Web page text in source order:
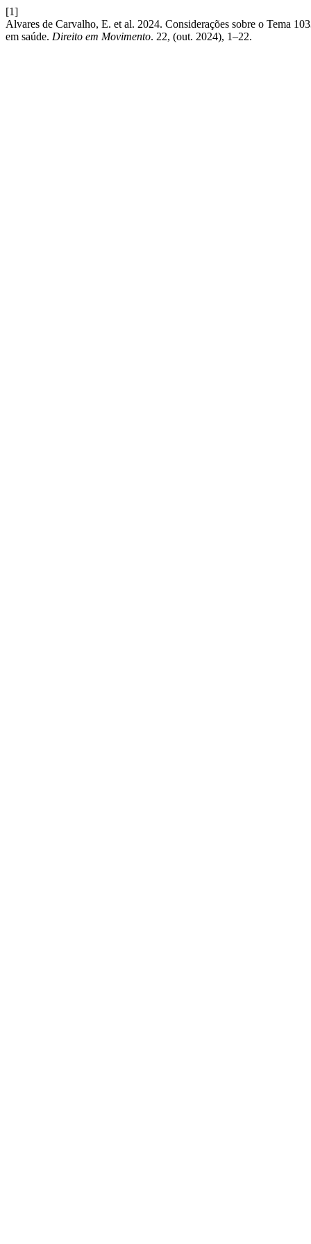
[1]
Alvares de Carvalho, E. et al. 2024. Considerações sobre o Tema
em saúde. Direito em Movimento. 22, (out. 2024), 1–22.